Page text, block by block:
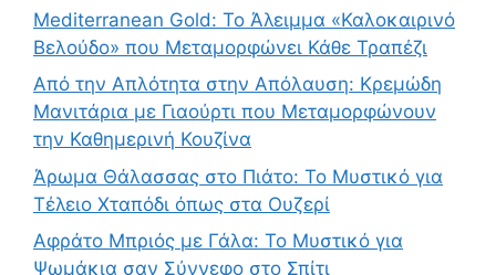
Mediterranean Gold: Το Άλειμμα «Καλοκαιρινό
Βελούδο» που Μεταμορφώνει Κάθε Τραπέζι
Από την Απλότητα στην Απόλαυση: Κρεμώδη
Μανιτάρια με Γιαούρτι που Μεταμορφώνουν
την Καθημερινή Κουζίνα
Άρωμα Θάλασσας στο Πιάτο: Το Μυστικό για
Τέλειο Χταπόδι όπως στα Ουζερί
Αφράτο Μπριός με Γάλα: Το Μυστικό για
Ψωμάκια σαν Σύννεφο στο Σπίτι